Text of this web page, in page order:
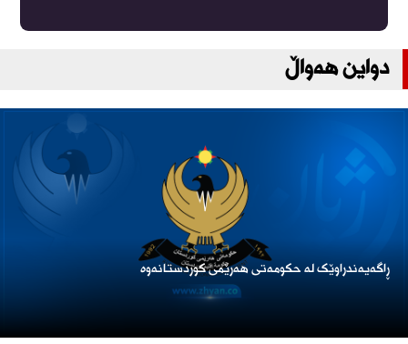
دواین هەواڵ
ڕاگەیەندراوێک لە حکومەتی هەرێمی کوردستانەوە